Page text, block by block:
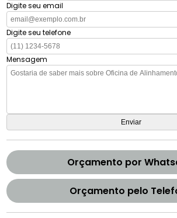
Digite seu email
Digite seu telefone
Mensagem
Orçamento por
Orçamento pelo